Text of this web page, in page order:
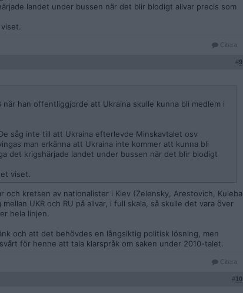
landet under bussen när det blir blodigt allvar precis som
Citera
#9
han offentliggjorde att Ukraina skulle kunna bli medlem i
såg inte till att Ukraina efterlevde Minskavtalet osv
man erkänna att Ukraina inte kommer att kunna bli
det krigshärjade landet under bussen när det blir blodigt
viset.
kretsen av nationalister i Kiev (Zelensky, Arestovich, Kuleba
UKR och RU på allvar, i full skala, så skulle det vara över
hela linjen.
och att det behövdes en långsiktig politisk lösning, men
för henne att tala klarspråk om saken under 2010-talet.
Citera
#10